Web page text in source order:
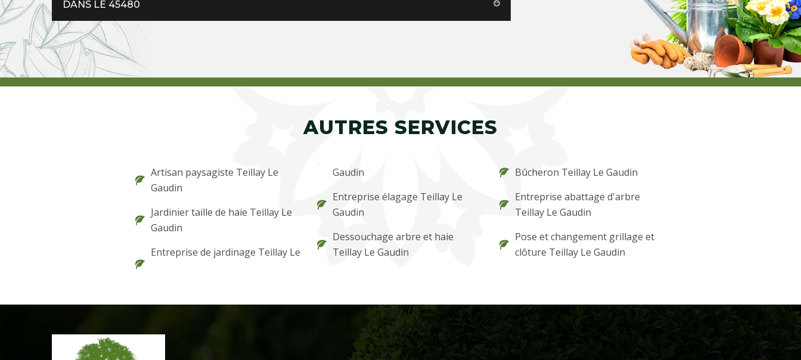
DANS LE 45480
AUTRES SERVICES
Artisan paysagiste Teillay Le
Gaudin
Jardinier taille de haie Teillay Le
Gaudin
Entreprise de jardinage Teillay Le
Gaudin
Entreprise élagage Teillay Le
Gaudin
Dessouchage arbre et haie
Teillay Le Gaudin
Bûcheron Teillay Le Gaudin
Entreprise abattage d'arbre
Teillay Le Gaudin
Pose et changement grillage et
clôture Teillay Le Gaudin